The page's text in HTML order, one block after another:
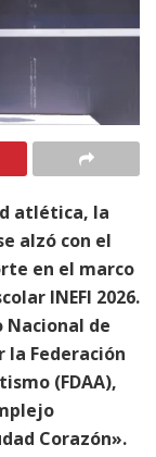
atlética, la
alzó con el
en el marco
INEFI 2026.
de
la Federación
(FDAA),
Corazón».